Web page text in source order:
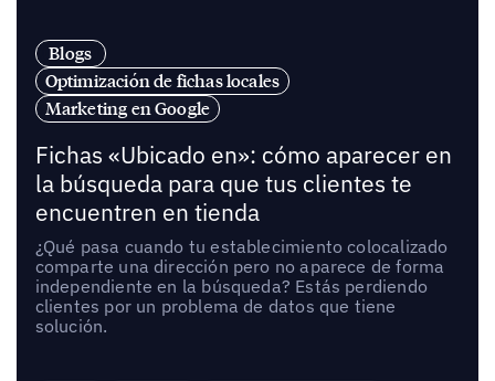
Blogs
Optimización de fichas locales
Marketing en Google
Fichas «Ubicado en»: cómo aparecer en
la búsqueda para que tus clientes te
encuentren en tienda
¿Qué pasa cuando tu establecimiento colocalizado
comparte una dirección pero no aparece de forma
independiente en la búsqueda? Estás perdiendo
clientes por un problema de datos que tiene
solución.